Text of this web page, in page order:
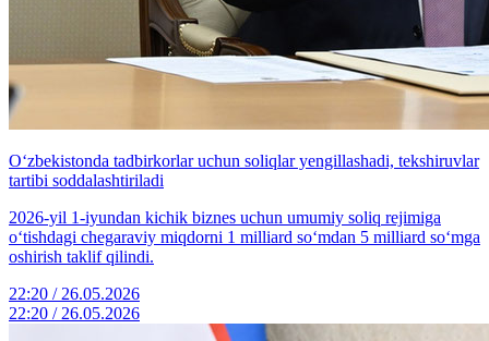
O‘zbekistonda tadbirkorlar uchun soliqlar yengillashadi, tekshiruvlar
tartibi soddalashtiriladi
2026-yil 1-iyundan kichik biznes uchun umumiy soliq rejimiga
o‘tishdagi chegaraviy miqdorni 1 milliard so‘mdan 5 milliard so‘mga
oshirish taklif qilindi.
22:20 / 26.05.2026
22:20 / 26.05.2026